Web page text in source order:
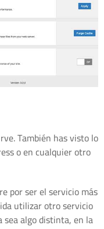
También has visto lo
o en cualquier otro
por ser el servicio más
utilizar otro servicio
sea algo distinta, en la